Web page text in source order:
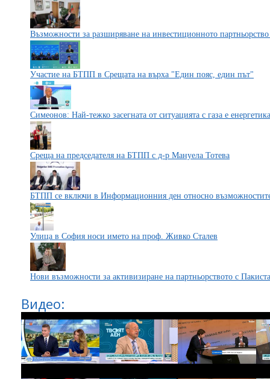
Възможности за разширяване на инвестиционното
Участие на БТПП в Срещата на върха "Един пояс, един път"
Симеонов: Най-тежко засегнатa от ситуацията с газа е
Среща на председателя на БТПП с д-р Мануела Тотева
БТПП се включи в Информационния ден относно
Улица в София носи името на проф. Живко Сталев
Нови възможности за активизиране на партньорството с
Видео: